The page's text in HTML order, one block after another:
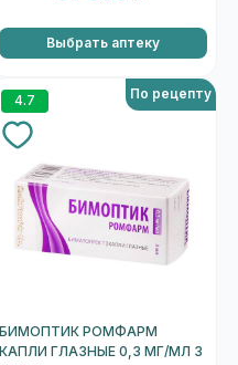
Выбрать аптеку
4.7 По рецепту
БИМОПТИК РОМФАРМ
КАПЛИ ГЛАЗНЫЕ 0,3 МГ/МЛ 3